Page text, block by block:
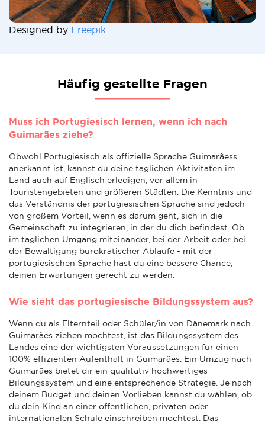
Designed by Freepik
Häufig gestellte Fragen
Muss ich Portugiesisch lernen, wenn ich nach
Guimarães ziehe?
Obwohl Portugiesisch als offizielle Sprache Guimarãess
anerkannt ist, kannst du deine täglichen Aktivitäten im
Land auch auf Englisch erledigen, vor allem in
Touristengebieten und größeren Städten. Die Kenntnis und
das Verständnis der portugiesischen Sprache sind jedoch
von großem Vorteil, wenn es darum geht, sich in die
Gemeinschaft zu integrieren, in der du dich befindest. Ob
im täglichen Umgang miteinander, bei der Arbeit oder bei
der Bewältigung bürokratischer Abläufe - mit der
portugiesischen Sprache hast du eine bessere Chance,
deinen Erwartungen gerecht zu werden.
Wie sieht das portugiesische Bildungssystem aus?
Wenn du als Elternteil oder Schüler/in von Dänemark nach
Guimarães ziehen möchtest, ist das Bildungssystem des
Landes eine der wichtigsten Voraussetzungen für einen
100% effizienten Aufenthalt in Guimarães. Ein Umzug nach
Guimarães bietet dir ein qualitativ hochwertiges
Bildungssystem und eine entsprechende Strategie. Je nach
deinem Budget und deinen Vorlieben kannst du wählen, ob
du dein Kind an einer öffentlichen, privaten oder
internationalen Schule einschreiben möchtest. Das